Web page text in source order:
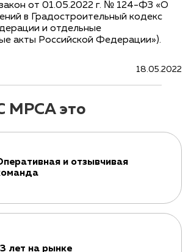
от 01.05.2022 г. № 124-ФЗ «О
в Градостроительный кодекс
и отдельные
акты Российской Федерации»).
18.05.2022
МРСА это
и отзывчивая
лет на рынке